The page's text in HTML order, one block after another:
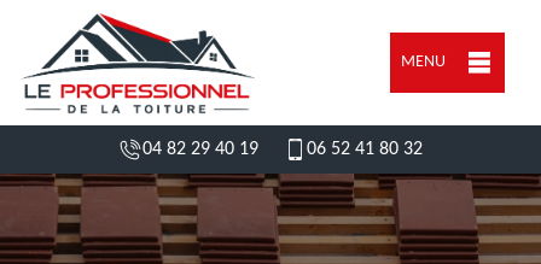
MENU
04 82 29 40 19 06 52 41 80 32